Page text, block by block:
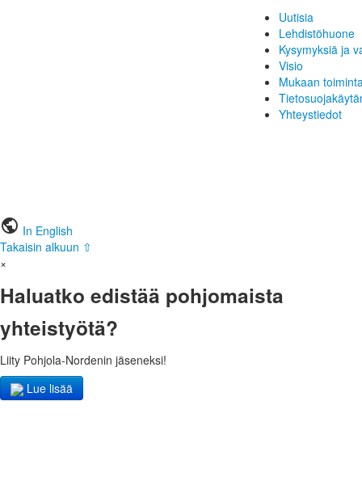
Uutisia
Lehdistöhuone
Kysymyksiä ja
Visio
Mukaan
Yhteystiedot
public In English
Takaisin alkuun ⇧
×
Haluatko edistää pohjomaista
yhteistyötä?
Liity Pohjola-Nordenin jäseneksi!
Lue lisää